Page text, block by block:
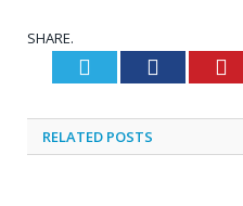
SHARE.
Twitter Facebook
RELATED POSTS